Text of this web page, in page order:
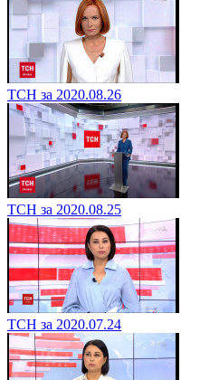
ТСН за 2020.08.26
ТСН за 2020.08.25
ТСН за 2020.07.24